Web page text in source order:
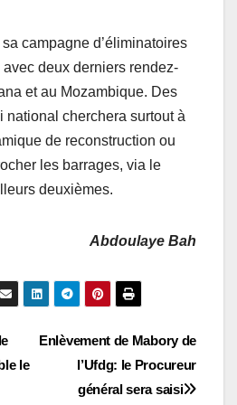
campagne d’éliminatoires
deux derniers rendez-
et au Mozambique. Des
national cherchera surtout à
de reconstruction ou
les barrages, via le
deuxièmes.
Abdoulaye Bah
Enlèvement de Mabory de
l’Ufdg: le Procureur
général sera saisi
le